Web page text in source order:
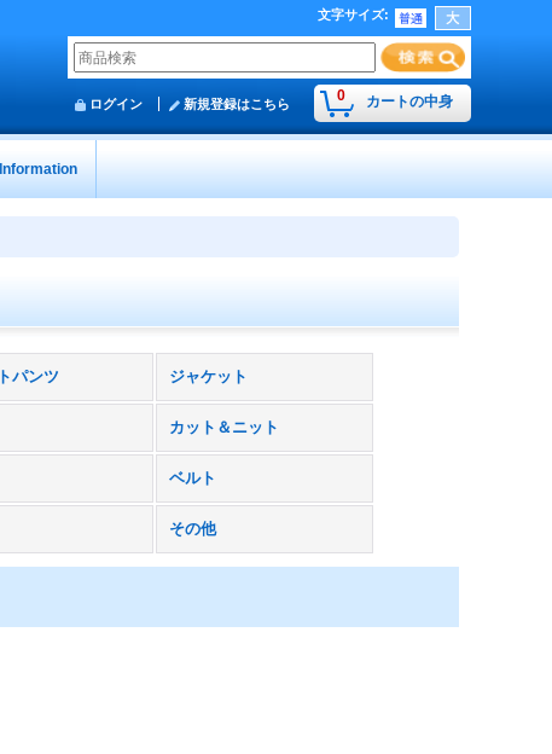
文字サイズ:
0 カートの中身
ログイン 新規登録はこちら
Information
パンツ ジャケット
カット＆ニット
ベルト
その他